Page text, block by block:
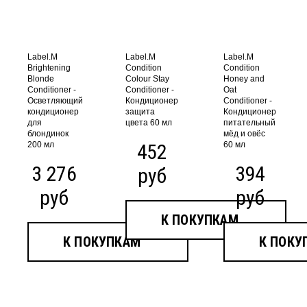
Label.M
Brightening
Blonde
Conditioner -
Осветляющий
кондиционер
для
блондинок
200 мл
3 276
руб
К ПОКУПКАМ
Label.M
Condition
Colour Stay
Conditioner -
Кондиционер
защита
цвета 60 мл
452
руб
К ПОКУПКАМ
Label.M
Condition
Honey and
Oat
Conditioner -
Кондиционер
питательный
мёд и овёс
60 мл
394
руб
К